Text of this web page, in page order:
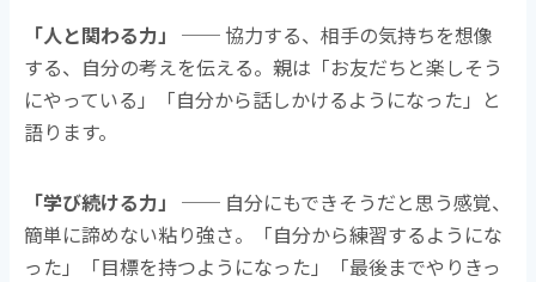
「人と関わる力」 ── 協力する、相手の気持ちを想像
する、自分の考えを伝える。親は「お友だちと楽しそう
にやっている」「自分から話しかけるようになった」と
語ります。
「学び続ける力」 ── 自分にもできそうだと思う感覚、
簡単に諦めない粘り強さ。「自分から練習するようにな
った」「目標を持つようになった」「最後までやりきっ